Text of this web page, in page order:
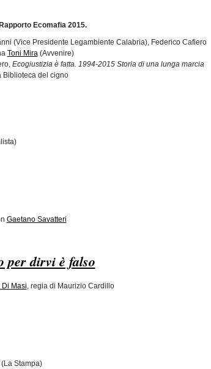
Ecomafia 2015.
(Vice Presidente Legambiente Calabria), Federico Cafiero
Toni Mira(Avvenire)
Ecogiustizia è fatta. 1994-2015 Storia di una lunga marcia
Biblioteca del cigno
Gaetano Savatteri
per dirvi è falso
Masi, regia di Maurizio Cardillo
(La Stampa)